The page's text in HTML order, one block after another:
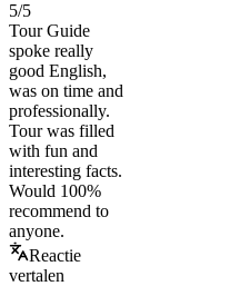
5/5
Tour Guide
spoke really
good English,
was on time and
professionally.
Tour was filled
with fun and
interesting facts.
Would 100%
recommend to
anyone.
Reactie
vertalen